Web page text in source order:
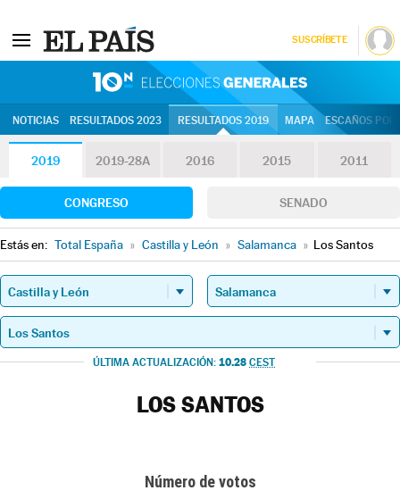
SUSCRÍBETE
NOTICIAS RESULTADOS 2023 RESULTADOS 2019 MAPA ESCAÑOS
2019 2019-28A 2016 2015 2011
CONGRESO SENADO
Estás en: Total España » Castilla y León » Salamanca » Los Santos
ÚLTIMA ACTUALIZACIÓN: 10.28 CEST
LOS SANTOS
Número de votos